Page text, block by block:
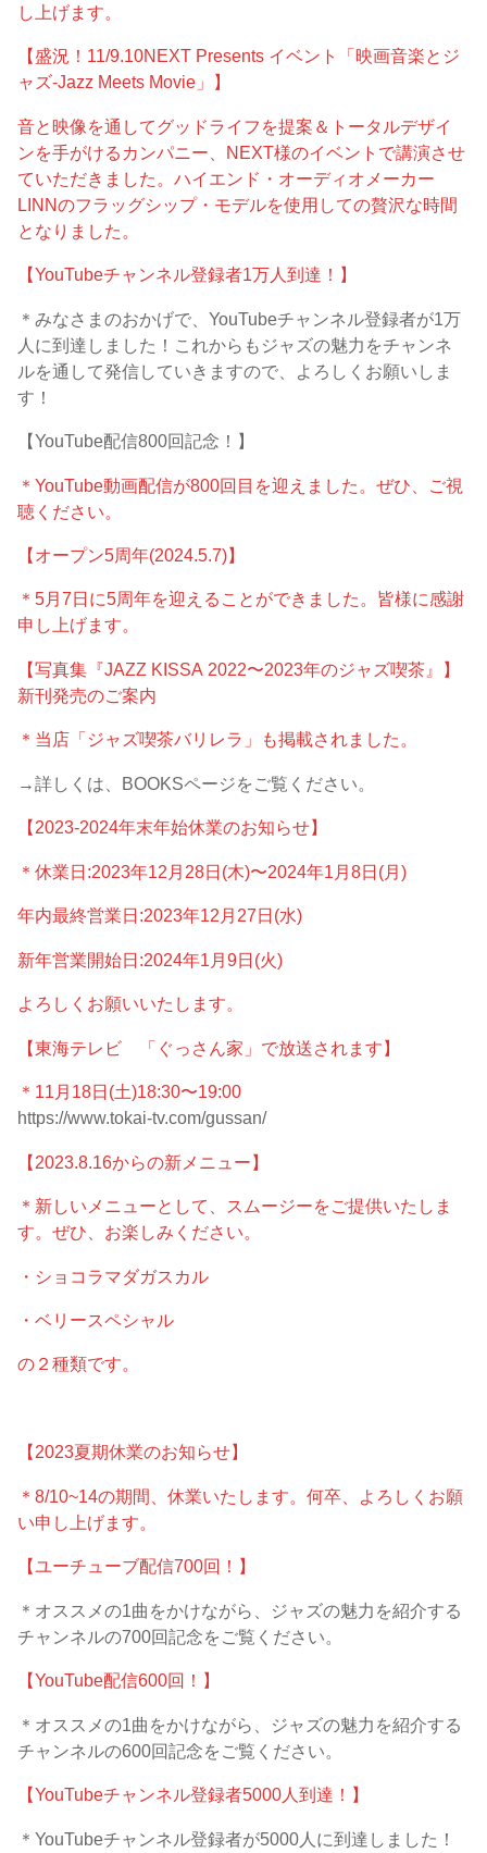
し上げます。
【盛況！11/9.10NEXT Presents イベント「映画音楽とジ
ャズ-Jazz Meets Movie」】
音と映像を通してグッドライフを提案＆トータルデザイ
ンを手がけるカンパニー、NEXT様のイベントで講演させ
ていただきました。ハイエンド・オーディオメーカー
LINNのフラッグシップ・モデルを使用しての贅沢な時間
となりました。
【YouTubeチャンネル登録者1万人到達！】
＊みなさまのおかげで、YouTubeチャンネル登録者が1万
人に到達しました！これからもジャズの魅力をチャンネ
ルを通して発信していきますので、よろしくお願いしま
す！
【YouTube配信800回記念！】
＊YouTube動画配信が800回目を迎えました。ぜひ、ご視
聴ください。
【オープン5周年(2024.5.7)】
＊5月7日に5周年を迎えることができました。皆様に感謝
申し上げます。
【写真集『JAZZ KISSA 2022〜2023年のジャズ喫茶』】
新刊発売のご案内
＊当店「ジャズ喫茶バリレラ」も掲載されました。
→詳しくは、BOOKSページをご覧ください。
【2023-2024年末年始休業のお知らせ】
＊休業日:2023年12月28日(木)〜2024年1月8日(月)
年内最終営業日:2023年12月27日(水)
新年営業開始日:2024年1月9日(火)
よろしくお願いいたします。
【東海テレビ 「ぐっさん家」で放送されます】
＊11月18日(土)18:30〜19:00
https://www.tokai-tv.com/gussan/
【2023.8.16からの新メニュー】
＊新しいメニューとして、スムージーをご提供いたしま
す。ぜひ、お楽しみください。
・ショコラマダガスカル
・ベリースペシャル
の２種類です。
【2023夏期休業のお知らせ】
＊8/10~14の期間、休業いたします。何卒、よろしくお願
い申し上げます。
【ユーチューブ配信700回！】
＊オススメの1曲をかけながら、ジャズの魅力を紹介する
チャンネルの700回記念をご覧ください。
【YouTube配信600回！】
＊オススメの1曲をかけながら、ジャズの魅力を紹介する
チャンネルの600回記念をご覧ください。
【YouTubeチャンネル登録者5000人到達！】
＊YouTubeチャンネル登録者が5000人に到達しました！